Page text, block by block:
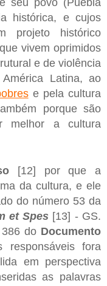
seu povo (Puebla
histórica, e cujos
projeto histórico
vivem oprimidos
e de violência
Latina, ao
e pela cultura
porque são
melhor a cultura
[12] por que a
da cultura, e ele
do número 53 da
et Spes [13] - GS.
do Documento
fora
em perspectiva
as palavras